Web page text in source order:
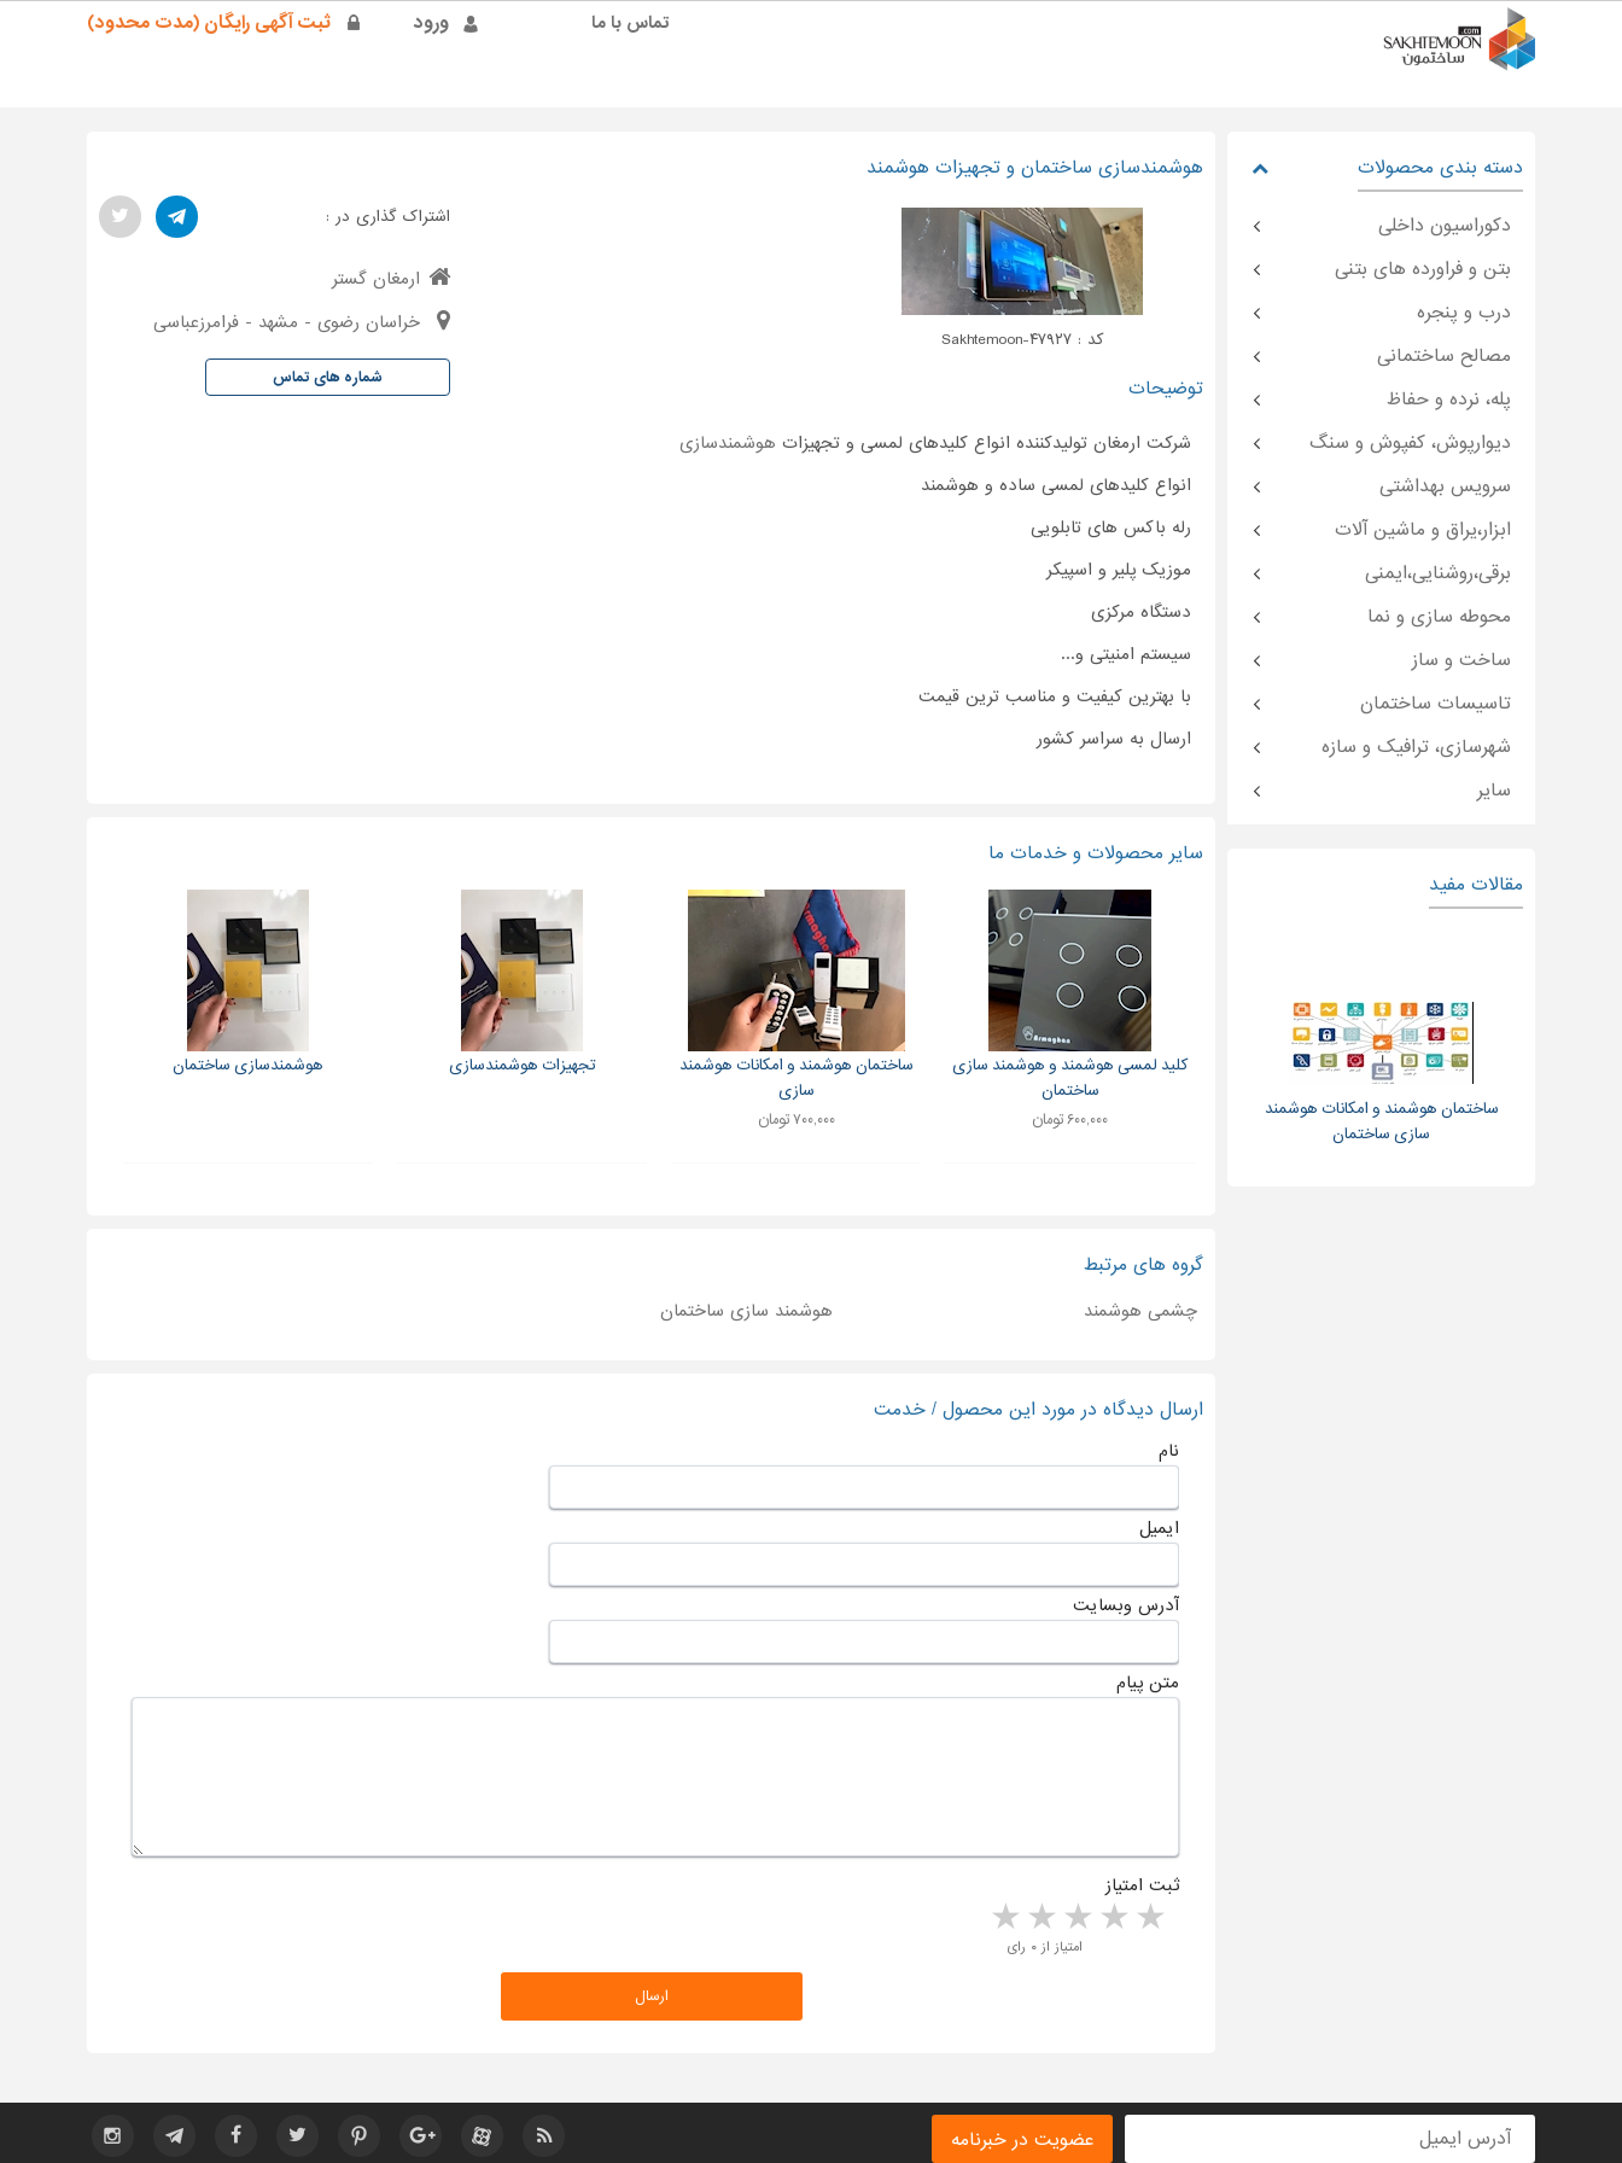
ورود ثبت آگهی رایگان (مدت محدود) تماس با ما
هوشمندسازی ساختمان و تجهیزات هوشمند
کد : Sakhtemoon-۴۷۹۲۷
توضیحات
شرکت ارمغان تولیدکننده انواع کلیدهای لمسی و تجهیزات هوشمندسازی
انواع کلیدهای لمسی ساده و هوشمند
رله باکس های تابلویی
موزیک پلیر و اسپیکر
دستگاه مرکزی
سیستم امنیتی و...
با بهترین کیفیت و مناسب ترین قیمت
ارسال به سراسر کشور
اشتراک گذاری در :
ارمغان گستر
خراسان رضوی - مشهد - فرامرزعباسی
شماره های تماس
سایر محصولات و خدمات ما
کلید لمسی هوشمند و هوشمند سازی
ساختمان
۶۰۰,۰۰۰ تومان
ساختمان هوشمند و امکانات هوشمند
سازی
۷۰۰,۰۰۰ تومان
تجهیزات هوشمندسازی هوشمندسازی ساختمان
گروه های مرتبط
چشمی هوشمند هوشمند سازی ساختمان
ارسال دیدگاه در مورد این محصول / خدمت
نام
ایمیل
آدرس وبسایت
متن پیام
ثبت امتیاز
4 stars 3 stars 2 stars 1 star امتیاز از ۰ رای
دسته بندی محصولات
دکوراسیون داخلی
بتن و فراورده های بتنی
درب و پنجره
مصالح ساختمانی
پله، نرده و حفاظ
دیوارپوش، کفپوش و سنگ
سرویس بهداشتی
ابزار،یراق و ماشین آلات
برقی،روشنایی،ایمنی
محوطه سازی و نما
ساخت و ساز
تاسیسات ساختمان
شهرسازی، ترافیک و سازه
سایر
مقالات مفید
ساختمان هوشمند و امکانات هوشمند
سازی ساختمان
عضویت در خبرنامه